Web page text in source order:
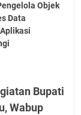
Objek
Data
Bupati
Wabup